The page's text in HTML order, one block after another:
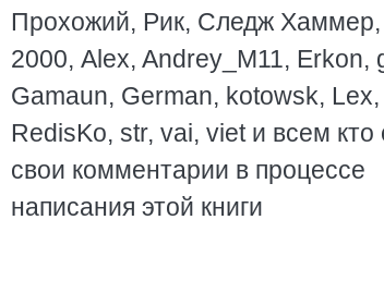
Прохожий, Рик, Следж
2000, Alex, Andrey_M11, Erkon,
Gamaun, German, kotowsk,
RedisKo, str, vai, viet и всем кто
свои комментарии в процессе
написания этой книги